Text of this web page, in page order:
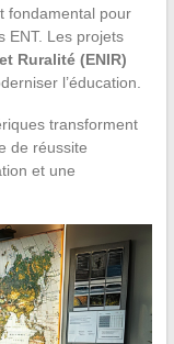
fondamental pour
ENT. Les projets
Ruralité (ENIR)
l’éducation.
transforment
de réussite
et une